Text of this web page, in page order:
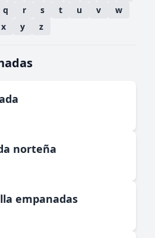
q r s t u v
w
x
y z
norteña
empanadas